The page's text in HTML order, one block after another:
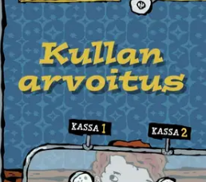
poliisipäällikkö on paikalla
turvajärjestelyistä huolimatta
Sen mukaan pankin
Järkyttynyt poliisimestari
jotka saavat pian selville, että
Nokkelien etsiviemme
ympärillä alkaa kiristyä hyvin
on helppolukuinen ja
lapsille. Sarja ilmestyy nykyisin
kirjat on uudistettu neliväriseen
arvoitus, Hotellin arvoitus,
Muumion arvoitus, Kullan
Sanomalehden arvoitus, Junan